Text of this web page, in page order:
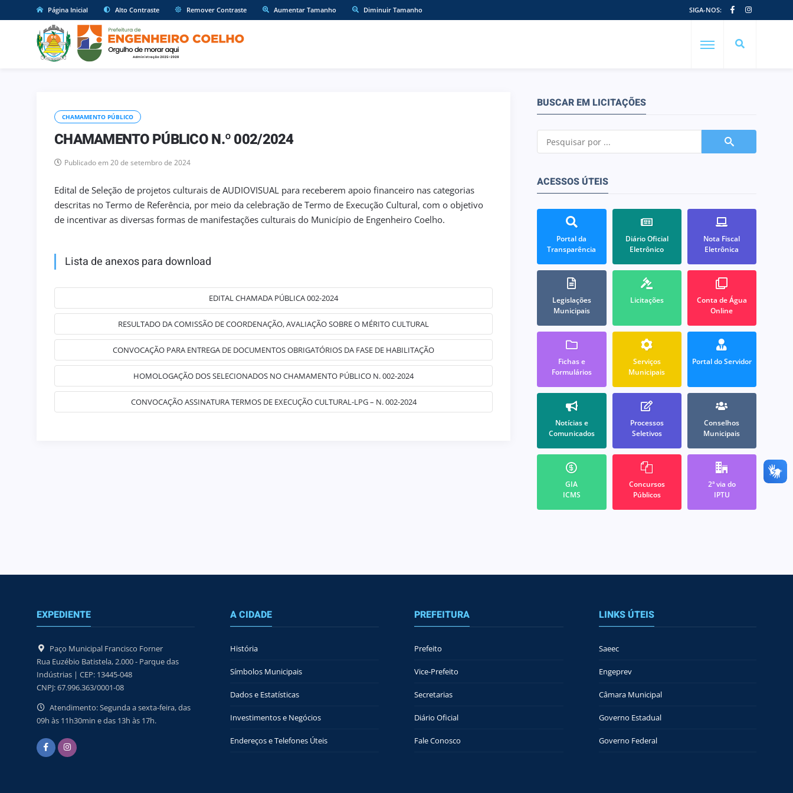
Página Inicial Alto Contraste Remover Contraste Aumentar Tamanho Diminuir Tamanho SIGA-NOS:
CHAMAMENTO PÚBLICO
CHAMAMENTO PÚBLICO N.º 002/2024
Publicado em 20 de setembro de 2024
Edital de Seleção de projetos culturais de AUDIOVISUAL para receberem apoio financeiro nas categorias
descritas no Termo de Referência, por meio da celebração de Termo de Execução Cultural, com o objetivo
de incentivar as diversas formas de manifestações culturais do Município de Engenheiro Coelho.
Lista de anexos para download
EDITAL CHAMADA PÚBLICA 002-2024
RESULTADO DA COMISSÃO DE COORDENAÇÃO, AVALIAÇÃO SOBRE O MÉRITO CULTURAL
CONVOCAÇÃO PARA ENTREGA DE DOCUMENTOS OBRIGATÓRIOS DA FASE DE HABILITAÇÃO
HOMOLOGAÇÃO DOS SELECIONADOS NO CHAMAMENTO PÚBLICO N. 002-2024
CONVOCAÇÃO ASSINATURA TERMOS DE EXECUÇÃO CULTURAL-LPG – N. 002-2024
BUSCAR EM LICITAÇÕES
ACESSOS ÚTEIS
Portal da
Transparência
Diário Oficial
Eletrônico
Nota Fiscal
Eletrônica
Legislações
Municipais
Licitações
Conta de Água
Online
Fichas e
Formulários
Serviços
Municipais
Portal do Servidor
Notícias e
Comunicados
Processos
Seletivos
Conselhos
Municipais
GIA
ICMS
Concursos
Públicos
2ª via do
IPTU
EXPEDIENTE
Paço Municipal Francisco Forner
Rua Euzébio Batistela, 2.000 - Parque das
Indústrias | CEP: 13445-048
CNPJ: 67.996.363/0001-08
Atendimento: Segunda a sexta-feira, das
09h às 11h30min e das 13h às 17h.
A CIDADE
História
Símbolos Municipais
Dados e Estatísticas
Investimentos e Negócios
Endereços e Telefones Úteis
PREFEITURA
Prefeito
Vice-Prefeito
Secretarias
Diário Oficial
Fale Conosco
LINKS ÚTEIS
Saeec
Engeprev
Câmara Municipal
Governo Estadual
Governo Federal